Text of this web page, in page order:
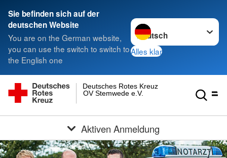
Sie befinden sich auf der
deutschen Website
You are on the German website,
you can use the switch to switch to
the English one
Sprache wechseln zu
Alles klar
OV Stemwede e.V.
Deutsches Rotes Kreuz
Aktiven Anmeldung